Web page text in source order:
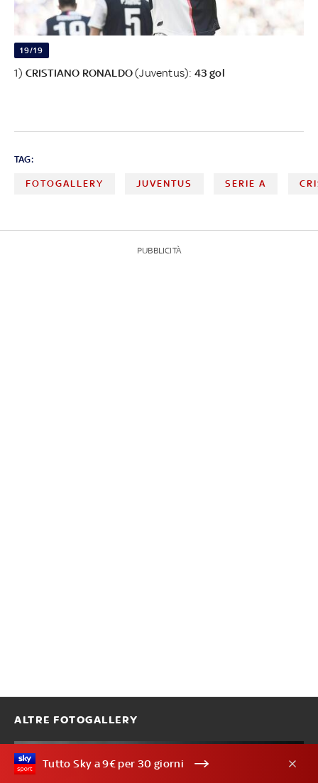
19/19
1) CRISTIANO RONALDO(Juventus): 43 gol
TAG:
FOTOGALLERY JUVENTUS SERIE A
PUBBLICITÀ
ALTRE FOTOGALLERY
Tutto Sky a 9€ per 30 giorni